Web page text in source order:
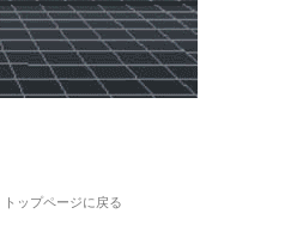
トップページに戻る